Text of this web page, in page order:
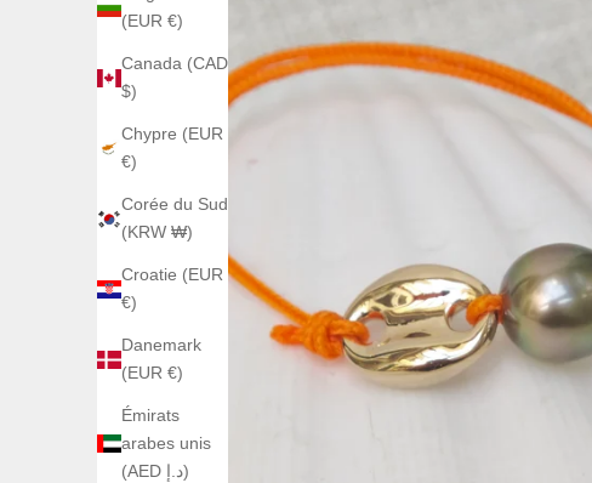
(EUR €)
Canada (CAD
$)
Chypre (EUR
€)
Corée du Sud
(KRW ₩)
Croatie (EUR
€)
Danemark
(EUR €)
Émirats
arabes unis
(AED د.إ)